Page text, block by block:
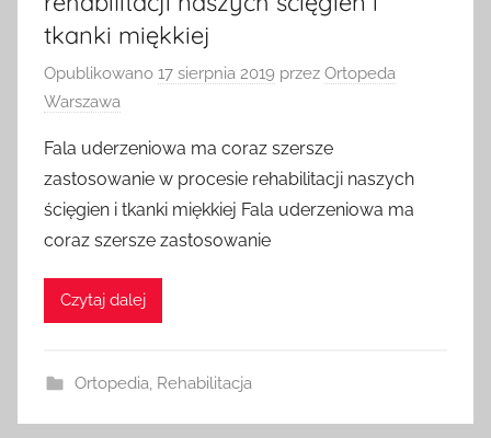
tkanki miękkiej
Opublikowano 17 sierpnia 2019 przez Ortopeda
Warszawa
Fala uderzeniowa ma coraz szersze
zastosowanie w procesie rehabilitacji naszych
ścięgien i tkanki miękkiej Fala uderzeniowa ma
coraz szersze zastosowanie
Czytaj dalej
Ortopedia, Rehabilitacja